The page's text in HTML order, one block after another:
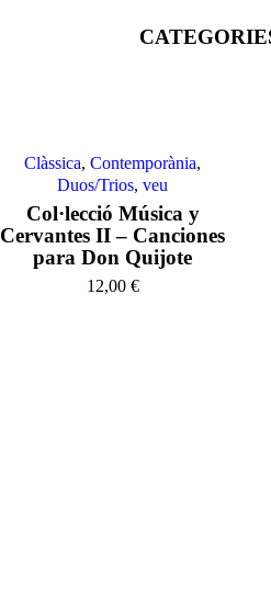
Clàssica,Contemporània,
Duos/Trios,veu
Col·lecció Música y
Cervantes II – Canciones
para Don Quijote
12,00 €